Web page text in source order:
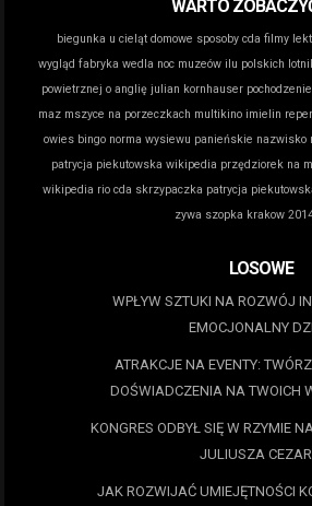
WARTO
biegunka u cieląt domowe sposoby cda filmy
wygląd fabryka wedla noc muzeów ilu polskich
powietrznej o anglię julian kornhauser pochodzenie
maz mszyce na porzeczkach multikino imielin
owies bingo norma wysiewu panieńskie nazwisko
patrycja piekutowska wikipedia przędziorek na
wikipedia rio cda skrzypaczka patrycja
zywa szopka krakow
LOSOWE
WPŁYW SZTUKI NA ROZWÓJ
EMOCJONALNY
ATRAKCJE NA EVENTY:
DOŚWIADCZENIA NA TWOICH
KONGRES ODBYŁ SIĘ W RZYMIE
JULIUSZA
JAK ROZWIJAĆ UMIEJĘTNOŚCI